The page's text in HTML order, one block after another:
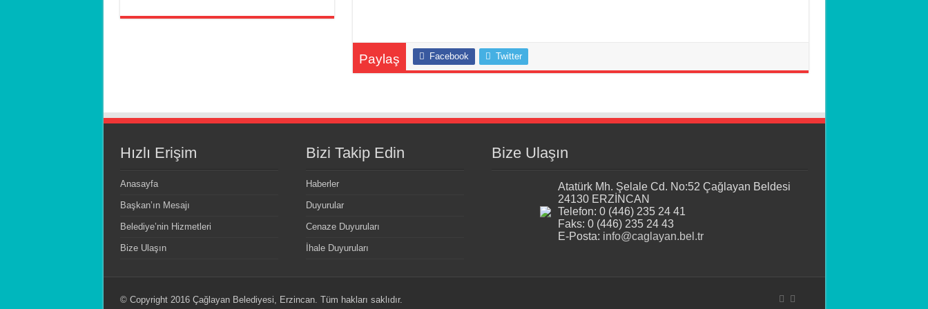
Paylaş Facebook Twitter
Hızlı Erişim
Anasayfa
Başkan’ın Mesajı
Belediye’nin Hizmetleri
Bize Ulaşın
Bizi Takip Edin
Haberler
Duyurular
Cenaze Duyuruları
İhale Duyuruları
Bize Ulaşın
Atatürk Mh. Şelale Cd. No:52 Çağlayan Beldesi
24130 ERZİNCAN
Telefon: 0 (446) 235 24 41
Faks: 0 (446) 235 24 43
E-Posta: info@caglayan.bel.tr
© Copyright 2016 Çağlayan Belediyesi, Erzincan. Tüm hakları saklıdır.